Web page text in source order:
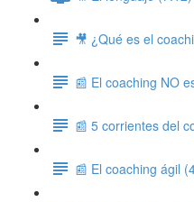
🎥 ¿Qué es el
📰 El coaching NO
📰 5 corrientes del
📰 El coaching ágil